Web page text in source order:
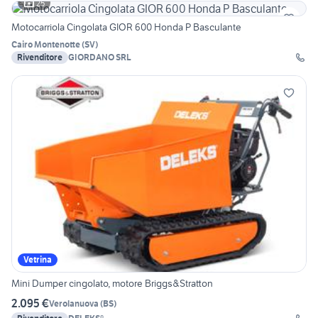
25
Motocarriola Cingolata GIOR 600 Honda P Basculante
Cairo Montenotte(SV)
Rivenditore GIORDANO SRL
Vetrina
Mini Dumper cingolato, motore Briggs&Stratton
2.095 €Verolanuova (BS)